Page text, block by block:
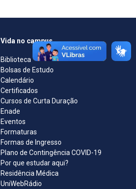
Vida no campus
Biblioteca
Bolsas de Estudo
Calendário
Certificados
Cursos de Curta Duração
Enade
Eventos
Formaturas
Formas de Ingresso
Plano de Contingência COVID-19
Por que estudar aqui?
Residência Médica
UniWebRádio